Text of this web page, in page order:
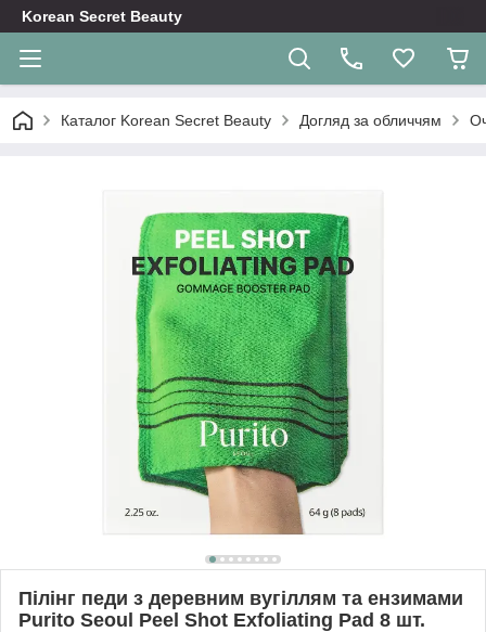
Korean Secret Beauty
Каталог Korean Secret Beauty Догляд за обличчям
Пілінг педи з деревним вугіллям та ензимами
Purito Seoul Peel Shot Exfoliating Pad 8 шт.